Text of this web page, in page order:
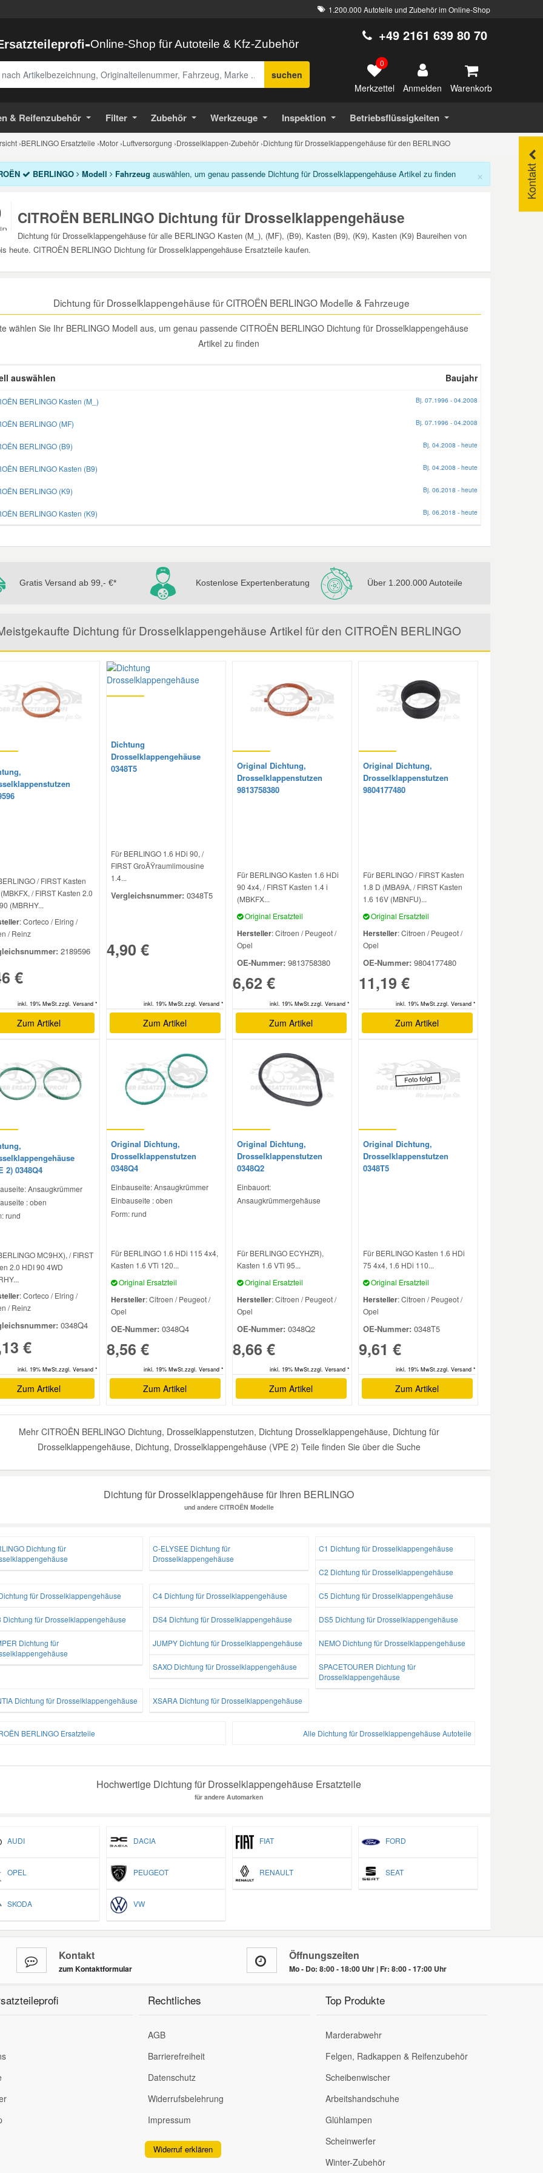
1.200.000 Autoteile und Zubehör im Online-Shop
-Online-Shop für Autoteile & Kfz-Zubehör
suchen
+49 2161 639 80 70
0
Merkzettel Anmelden Warenkorb
& Reifenzubehör Filter Zubehör Werkzeuge Inspektion Betriebsflüssigkeiten
›BERLINGO Ersatzteile ›Motor ›Luftversorgung ›Drosselklappen-Zubehör ›Dichtung für Drosselklappengehäuse für den BERLINGO
Kontakt
×
BERLINGO Modell Fahrzeug auswählen, um genau passende Dichtung für Drosselklappengehäuse Artikel zu finden
CITROËN BERLINGO Dichtung für Drosselklappengehäuse
Dichtung für Drosselklappengehäuse für alle BERLINGO Kasten (M_), (MF), (B9), Kasten (B9), (K9), Kasten (K9) Baureihen von
heute. CITROËN BERLINGO Dichtung für Drosselklappengehäuse Ersatzteile kaufen.
Dichtung für Drosselklappengehäuse für CITROËN BERLINGO Modelle & Fahrzeuge
wählen Sie Ihr BERLINGO Modell aus, um genau passende CITROËN BERLINGO Dichtung für Drosselklappengehäuse
Artikel zu finden
auswählen Baujahr
BERLINGO Kasten (M_) Bj. 07.1996 - 04.2008
BERLINGO (MF) Bj. 07.1996 - 04.2008
BERLINGO (B9) Bj. 04.2008 - heute
BERLINGO Kasten (B9) Bj. 04.2008 - heute
BERLINGO (K9) Bj. 06.2018 - heute
BERLINGO Kasten (K9) Bj. 06.2018 - heute
Gratis Versand ab 99,- €* Kostenlose Expertenberatung Über 1.200.000 Autoteile
Dichtung für Drosselklappengehäuse Artikel für den CITROËN BERLINGO
/ FIRST Kasten
/ FIRST Kasten 2.0
(MBRHY...
: Corteco / Elring /
/ Reinz
2189596
€
inkl. 19% MwSt.zzgl. Versand *
Zum Artikel
Dichtung
Drosselklappengehäuse
0348T5
Für BERLINGO 1.6 HDi 90, /
FIRST GroÃŸraumlimousine
1.4...
Vergleichsnummer: 0348T5
4,90 €
inkl. 19% MwSt.zzgl. Versand *
Zum Artikel
Original Dichtung,
Drosselklappenstutzen
9813758380
Für BERLINGO Kasten 1.6 HDi
90 4x4, / FIRST Kasten 1.4 i
(MBKFX...
Original Ersatzteil
Hersteller: Citroen / Peugeot /
Opel
OE-Nummer: 9813758380
6,62 €
inkl. 19% MwSt.zzgl. Versand *
Zum Artikel
Original Dichtung,
Drosselklappenstutzen
9804177480
Für BERLINGO / FIRST Kasten
1.8 D (MBA9A, / FIRST Kasten
1.6 16V (MBNFU)...
Original Ersatzteil
Hersteller: Citroen / Peugeot /
Opel
OE-Nummer: 9804177480
11,19 €
inkl. 19% MwSt.zzgl. Versand *
Zum Artikel
2) 0348Q4
Ansaugkrümmer
: oben
rund
MC9HX), / FIRST
2.0 HDI 90 4WD
: Corteco / Elring /
/ Reinz
0348Q4
€
inkl. 19% MwSt.zzgl. Versand *
Zum Artikel
Original Dichtung,
Drosselklappenstutzen
0348Q4
Einbauseite: Ansaugkrümmer
Einbauseite : oben
Form: rund
Für BERLINGO 1.6 HDi 115 4x4,
Kasten 1.6 VTi 120...
Original Ersatzteil
Hersteller: Citroen / Peugeot /
Opel
OE-Nummer: 0348Q4
8,56 €
inkl. 19% MwSt.zzgl. Versand *
Zum Artikel
Original Dichtung,
Drosselklappenstutzen
0348Q2
Einbauort:
Ansaugkrümmergehäuse
Für BERLINGO ECYHZR),
Kasten 1.6 VTi 95...
Original Ersatzteil
Hersteller: Citroen / Peugeot /
Opel
OE-Nummer: 0348Q2
8,66 €
inkl. 19% MwSt.zzgl. Versand *
Zum Artikel
Original Dichtung,
Drosselklappenstutzen
0348T5
Für BERLINGO Kasten 1.6 HDi
75 4x4, 1.6 HDi 110...
Original Ersatzteil
Hersteller: Citroen / Peugeot /
Opel
OE-Nummer: 0348T5
9,61 €
inkl. 19% MwSt.zzgl. Versand *
Zum Artikel
Mehr CITROËN BERLINGO Dichtung, Drosselklappenstutzen, Dichtung Drosselklappengehäuse, Dichtung für
Drosselklappengehäuse, Dichtung, Drosselklappengehäuse (VPE 2) Teile finden Sie über die Suche
Dichtung für Drosselklappengehäuse für Ihren BERLINGO
und andere CITROËN Modelle
Dichtung für
C-ELYSEE Dichtung für
Drosselklappengehäuse
C1 Dichtung für Drosselklappengehäuse
C2 Dichtung für Drosselklappengehäuse
für Drosselklappengehäuse C4 Dichtung für Drosselklappengehäuse C5 Dichtung für Drosselklappengehäuse
Dichtung für Drosselklappengehäuse DS4 Dichtung für Drosselklappengehäuse DS5 Dichtung für Drosselklappengehäuse
Dichtung für
JUMPY Dichtung für Drosselklappengehäuse NEMO Dichtung für Drosselklappengehäuse
SAXO Dichtung für Drosselklappengehäuse
SPACETOURER Dichtung für
Drosselklappengehäuse
Dichtung für Drosselklappengehäuse XSARA Dichtung für Drosselklappengehäuse
BERLINGO Ersatzteile Alle Dichtung für Drosselklappengehäuse Autoteile
Hochwertige Dichtung für Drosselklappengehäuse Ersatzteile
für andere Automarken
AUDI DACIA FIAT FORD
OPEL PEUGEOT RENAULT SEAT
SKODA VW
Kontakt
zum Kontaktformular
Öffnungszeiten
Mo - Do: 8:00 - 18:00 Uhr | Fr: 8:00 - 17:00 Uhr
Rechtliches
AGB
Barrierefreiheit
Datenschutz
Widerrufsbelehrung
Impressum
Widerruf erklären
Top Produkte
Marderabwehr
Felgen, Radkappen & Reifenzubehör
Scheibenwischer
Arbeitshandschuhe
Glühlampen
Scheinwerfer
Winter-Zubehör